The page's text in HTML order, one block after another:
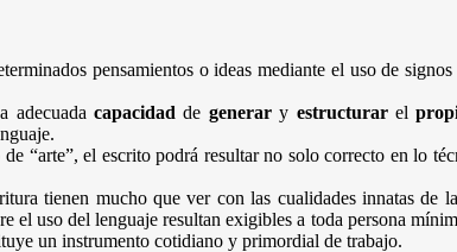
pensamientos o ideas mediante el uso de
adecuadacapacidad de generary estructurarel
“arte”, el escrito podrá resultar no solo correcto en lo
tienen mucho que ver con las cualidades innatas de
uso del lenguaje resultan exigibles a toda persona
un instrumento cotidiano y primordial de trabajo.